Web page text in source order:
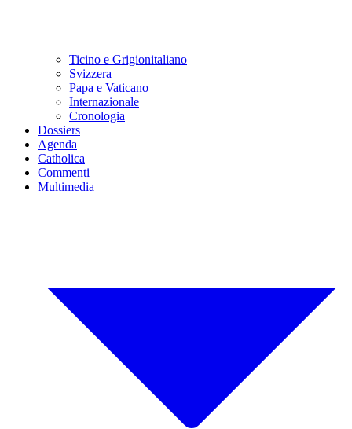
Ticino e Grigionitaliano
Svizzera
Papa e Vaticano
Internazionale
Cronologia
Dossiers
Agenda
Catholica
Commenti
Multimedia